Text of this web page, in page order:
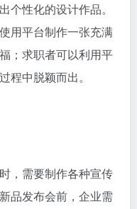
个性化的设计作品。
用平台制作一张充满
；求职者可以利用平
程中脱颖而出。
，需要制作各种宣传
品发布会前，企业需